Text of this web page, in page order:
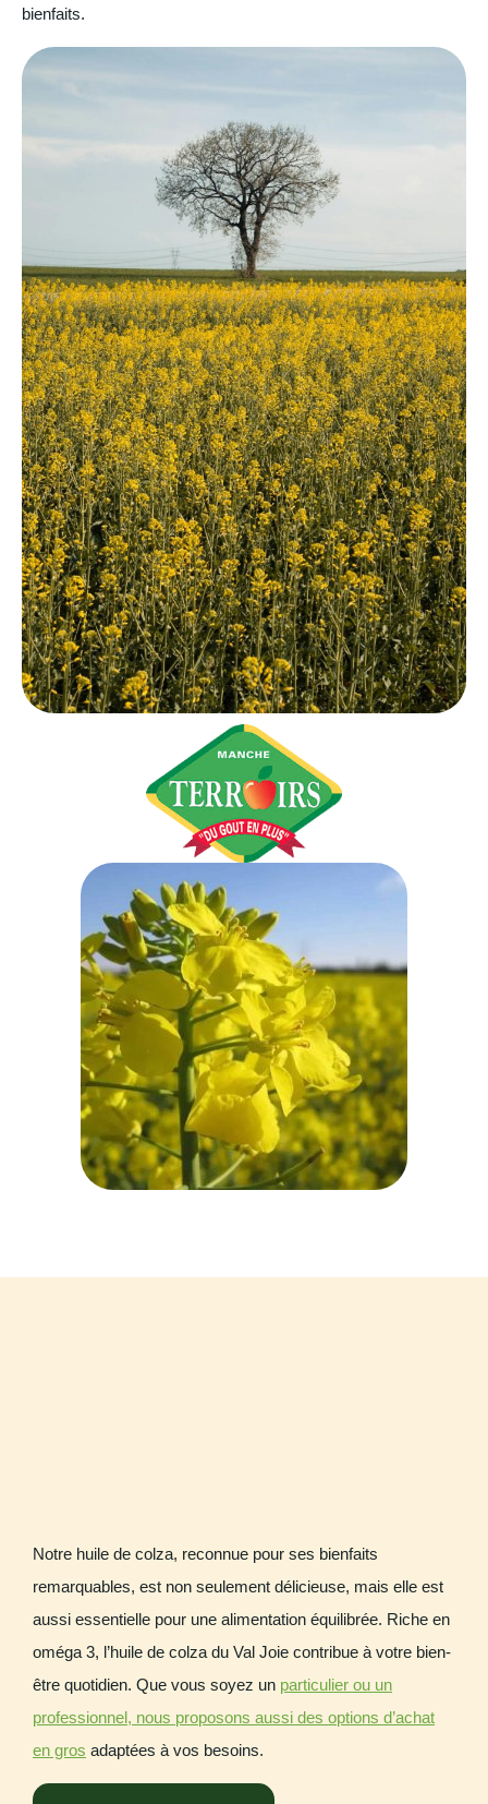
bienfaits.
Notre huile de colza, reconnue pour ses bienfaits
remarquables, est non seulement délicieuse, mais elle est
aussi essentielle pour une alimentation équilibrée. Riche en
oméga 3, l’huile de colza du Val Joie contribue à votre bien-
être quotidien. Que vous soyez un particulier ou un
professionnel, nous proposons aussi des options d’achat
en gros adaptées à vos besoins.